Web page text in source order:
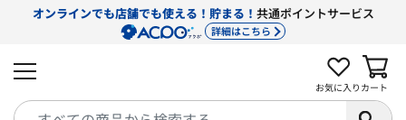
オンラインでも店舗でも使える！貯まる！ 共通ポイントサービス
詳細はこちら
お気に入り カート